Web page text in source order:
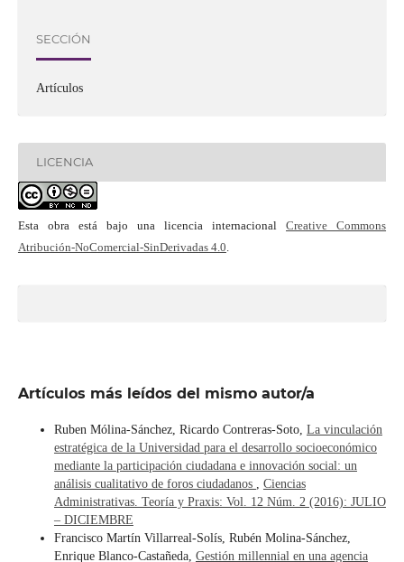
SECCIÓN
Artículos
LICENCIA
Esta obra está bajo una licencia internacionalCreative Commons
Atribución-NoComercial-SinDerivadas 4.0
Artículos más leídos del mismo autor/a
Ruben Mólina-Sánchez, Ricardo Contreras-Soto, La vinculación
estratégica de la Universidad para el desarrollo socioeconómico
mediante la participación ciudadana e innovación social: un
análisis cualitativo de foros ciudadanos
Ciencias
Administrativas. Teoría y Praxis: Vol. 12 Núm. 2 (2016): JULIO
– DICIEMBRE
Francisco Martín Villarreal-Solís, Rubén Molina-Sánchez,
Enrique Blanco-Castañeda, Gestión millennial en una agencia